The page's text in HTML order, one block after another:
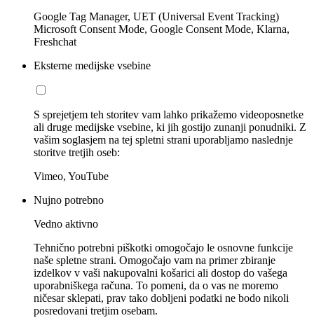
Google Tag Manager, UET (Universal Event Tracking)
Microsoft Consent Mode, Google Consent Mode, Klarna,
Freshchat
Eksterne medijske vsebine
S sprejetjem teh storitev vam lahko prikažemo videoposnetke
ali druge medijske vsebine, ki jih gostijo zunanji ponudniki. Z
vašim soglasjem na tej spletni strani uporabljamo naslednje
storitve tretjih oseb:
Vimeo, YouTube
Nujno potrebno
Vedno aktivno
Tehnično potrebni piškotki omogočajo le osnovne funkcije
naše spletne strani. Omogočajo vam na primer zbiranje
izdelkov v vaši nakupovalni košarici ali dostop do vašega
uporabniškega računa. To pomeni, da o vas ne moremo
ničesar sklepati, prav tako dobljeni podatki ne bodo nikoli
posredovani tretjim osebam.